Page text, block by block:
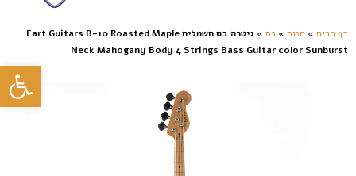
פתח
דף הבית » חנות » בס »
גיטרה בס חשמלית Eart Guitars B-10 Roasted Maple
Neck Mahogany Body 4 Strings Bass Guitar color Sunburst